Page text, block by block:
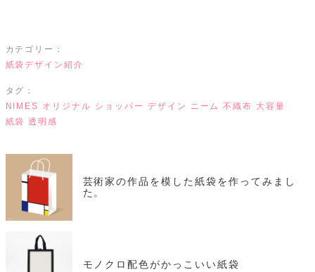
カテゴリー：
紙袋デザイン紹介
タグ：
NIMES オリジナル ショッパー デザイン ニーム 不織布 大容量
紙袋 透明感
芸術家の作品を模した紙袋を作ってみまし
た。
モノクロ配色がかっこいい紙袋